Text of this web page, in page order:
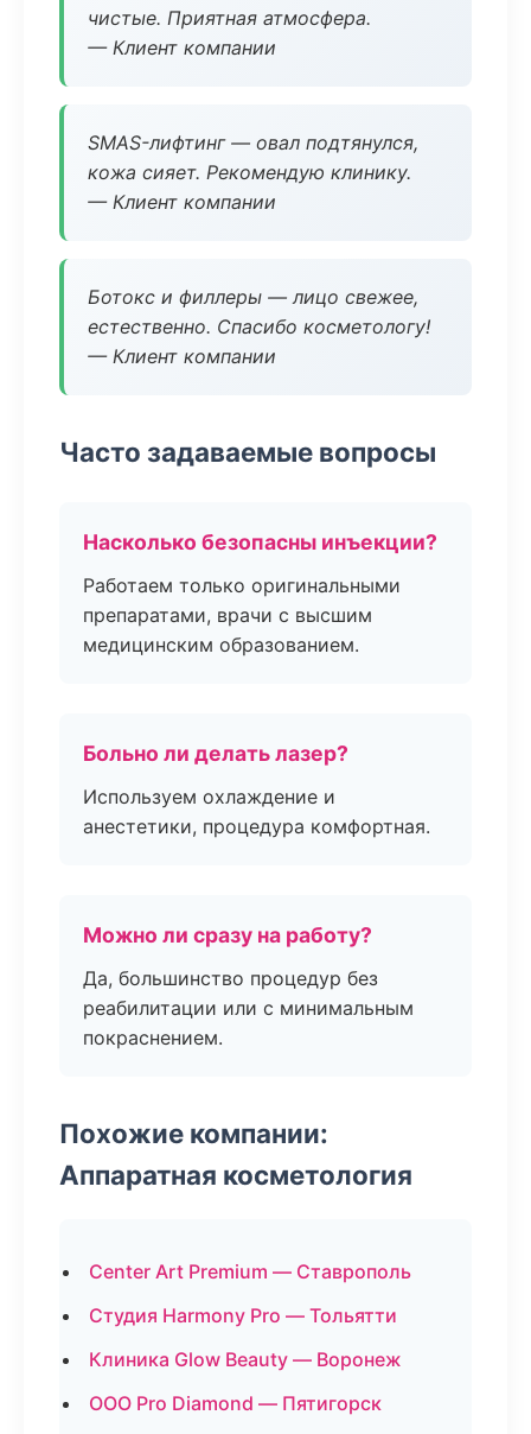
чистые. Приятная атмосфера.
— Клиент компании
SMAS-лифтинг — овал подтянулся,
кожа сияет. Рекомендую клинику.
— Клиент компании
Ботокс и филлеры — лицо свежее,
естественно. Спасибо косметологу!
— Клиент компании
Часто задаваемые вопросы
Насколько безопасны инъекции?
Работаем только оригинальными
препаратами, врачи с высшим
медицинским образованием.
Больно ли делать лазер?
Используем охлаждение и
анестетики, процедура комфортная.
Можно ли сразу на работу?
Да, большинство процедур без
реабилитации или с минимальным
покраснением.
Похожие компании:
Аппаратная косметология
Center Art Premium — Ставрополь
Студия Harmony Pro — Тольятти
Клиника Glow Beauty — Воронеж
ООО Pro Diamond — Пятигорск